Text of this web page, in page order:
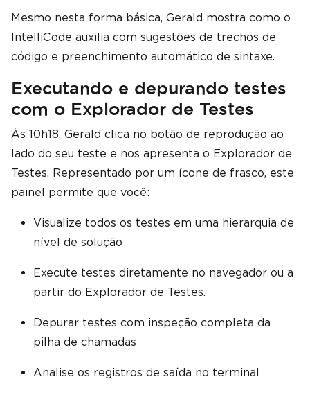
Mesmo nesta forma básica, Gerald mostra como o
IntelliCode auxilia com sugestões de trechos de
código e preenchimento automático de sintaxe.
Executando e depurando testes
com o Explorador de Testes
Às 10h18, Gerald clica no botão de reprodução ao
lado do seu teste e nos apresenta o Explorador de
Testes. Representado por um ícone de frasco, este
painel permite que você:
Visualize todos os testes em uma hierarquia de
nível de solução
Execute testes diretamente no navegador ou a
partir do Explorador de Testes.
Depurar testes com inspeção completa da
pilha de chamadas
Analise os registros de saída no terminal